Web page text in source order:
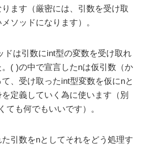
ます（厳密には、引数を受け取
ソッドになります）。
は引数にint型の変数を受け取れ
( )の中で宣言したnは仮引数（か
、受け取ったint型変数を仮にnと
定義していく為に使います（別
ても何でもいいです）。
引数をnとしてそれをどう処理す